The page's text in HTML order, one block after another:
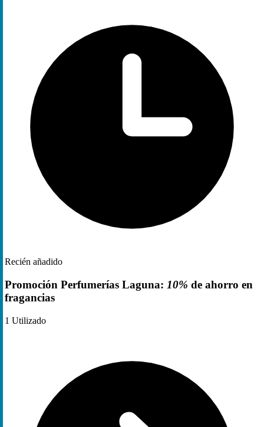
Recién añadido
Promoción Perfumerías Laguna: 10% de ahorro en
fragancias
1 Utilizado